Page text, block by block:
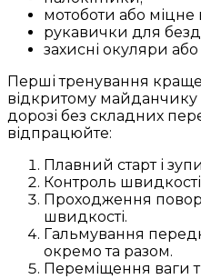
мотоботи або
рукавички для
захисні окуляри
Перші тренування
відкритому майданчику
дорозі без складних
відпрацюйте:
Плавний старт і
Контроль
Проходження
швидкості.
Гальмування
окремо та разом.
Переміщення ваги